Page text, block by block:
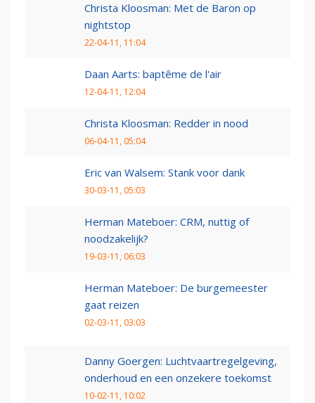
Christa Kloosman: Met de Baron op
nightstop
22-04-11, 11:04
Daan Aarts: baptême de l'air
12-04-11, 12:04
Christa Kloosman: Redder in nood
06-04-11, 05:04
Eric van Walsem: Stank voor dank
30-03-11, 05:03
Herman Mateboer: CRM, nuttig of
noodzakelijk?
19-03-11, 06:03
Herman Mateboer: De burgemeester
gaat reizen
02-03-11, 03:03
Danny Goergen: Luchtvaartregelgeving,
onderhoud en een onzekere toekomst
10-02-11, 10:02